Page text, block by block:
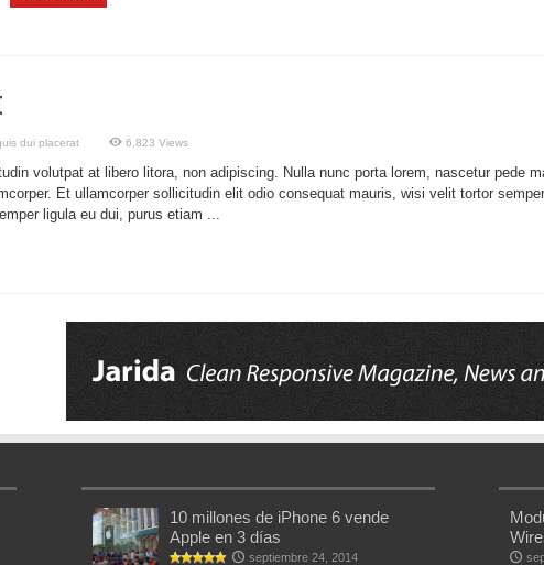
dui placerat 6,823 Views
volutpat at libero litora, non adipiscing. Nulla nunc porta lorem, nascetur pede
Et ullamcorper sollicitudin elit odio consequat mauris, wisi velit tortor
ligula eu dui, purus etiam ...
10 millones de iPhone 6 vende
Apple en 3 días
septiembre 24, 2014